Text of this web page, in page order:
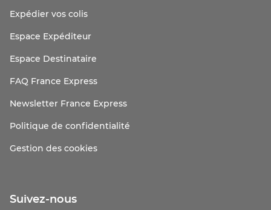
Expédier vos colis
Espace Expéditeur
Espace Destinataire
FAQ France Express
Newsletter France Express
Politique de confidentialité
Gestion des cookies
Suivez-nous